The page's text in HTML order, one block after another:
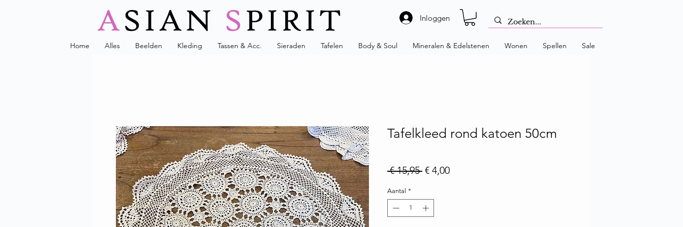
Inloggen
Home Alles Beelden Kleding Tassen & Acc. Sieraden Tafelen Body & Soul Mineralen & Edelstenen Wonen Spellen Sale
Tafelkleed rond katoen 50cm
€ 15,95 Normale prijs
€ 4,00Verkoopprijs
Aantal *